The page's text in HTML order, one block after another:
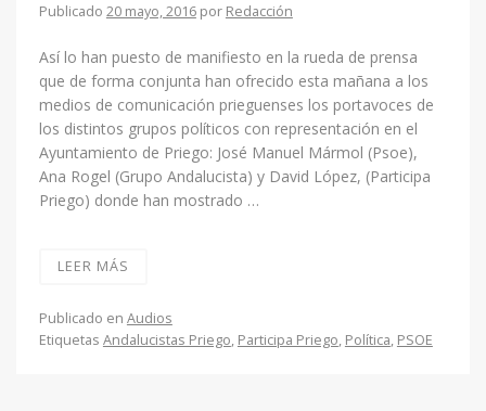
Publicado 20 mayo, 2016por Redacción
Así lo han puesto de manifiesto en la rueda de prensa
que de forma conjunta han ofrecido esta mañana a los
medios de comunicación prieguenses los portavoces de
los distintos grupos políticos con representación en el
Ayuntamiento de Priego: José Manuel Mármol (Psoe),
Ana Rogel (Grupo Andalucista) y David López, (Participa
Priego) donde han mostrado …
LEER MÁS
Publicado en Audios
Etiquetas Andalucistas Priego, Participa Priego, Política, PSOE